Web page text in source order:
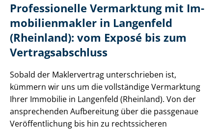
Professionelle Vermarktung mit Im­
mo­bi­li­en­mak­ler in Langenfeld
(Rheinland): vom Exposé bis zum
Ver­trags­ab­schluss
Sobald der Maklervertrag unterschrieben ist,
kümmern wir uns um die vollständige Vermarktung
Ihrer Immobilie in Langenfeld (Rheinland). Von der
ansprechenden Aufbereitung über die passgenaue
Ver­öf­fent­li­chung bis hin zu rechtssicheren